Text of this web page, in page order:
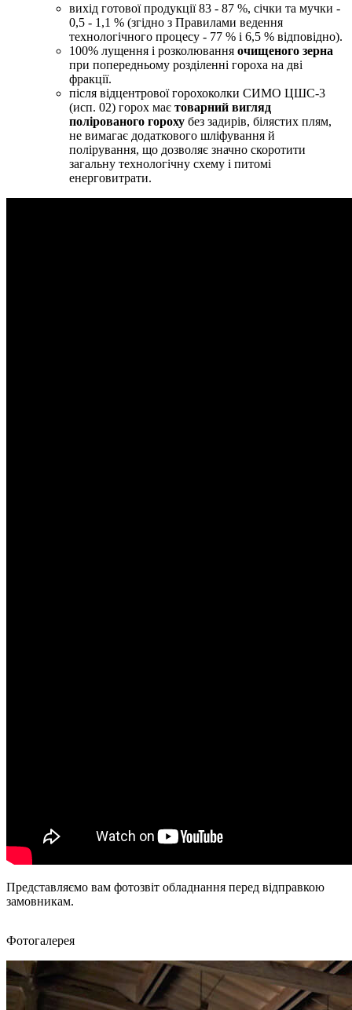
вихід готової продукції 83 - 87 %, січки та мучки -
0,5 - 1,1 % (згідно з Правилами ведення
технологічного процесу - 77 % і 6,5 % відповідно).
100% лущення і розколювання очищеного зерна
при попередньому розділенні гороха на дві
фракції.
після відцентрової горохоколки СИМО ЦШС-3
(исп. 02) горох має товарний вигляд
полірованого гороху без задирів, білястих плям,
не вимагає додаткового шліфування й
полірування, що дозволяє значно скоротити
загальну технологічну схему і питомі
енерговитрати.
Представляємо вам фотозвіт обладнання перед відправкою
замовникам.
Фотогалерея